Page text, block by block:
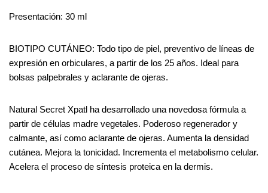
Presentación: 30 ml
BIOTIPO CUTÁNEO: Todo tipo de piel, preventivo de líneas de
expresión en orbiculares, a partir de los 25 años. Ideal para
bolsas palpebrales y aclarante de ojeras.
Natural Secret Xpatl ha desarrollado una novedosa fórmula a
partir de células madre vegetales. Poderoso regenerador y
calmante, así como aclarante de ojeras. Aumenta la densidad
cutánea. Mejora la tonicidad. Incrementa el metabolismo celular.
Acelera el proceso de síntesis proteica en la dermis.